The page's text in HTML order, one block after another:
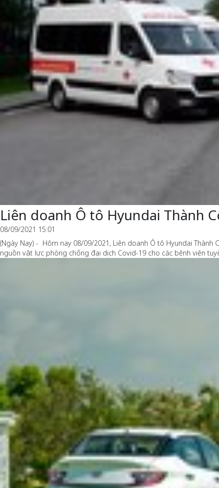
Liên doanh Ô tô Hyundai Thành
08/09/2021 15:01
(Ngày Nay) - Hôm nay 08/09/2021, Liên doanh Ô tô Hyundai
nguồn vật lực phòng chống đại dịch Covid-19 cho các bệnh viện